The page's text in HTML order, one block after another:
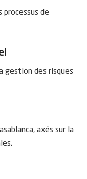
processus de
gestion des risques
axés sur la